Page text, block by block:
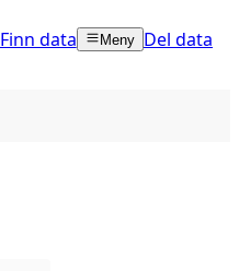
Finn data Meny Del data